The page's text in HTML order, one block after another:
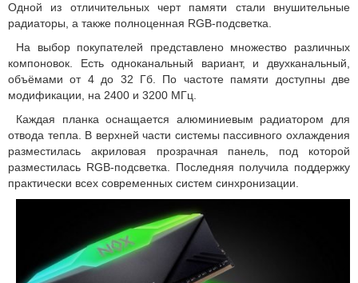
Одной из отличительных черт памяти стали внушительные
радиаторы, а также полноценная RGB-подсветка.
На выбор покупателей представлено множество различных
компоновок. Есть одноканальный вариант, и двухканальный,
объёмами от 4 до 32 Гб. По частоте памяти доступны две
модификации, на 2400 и 3200 МГц.
Каждая планка оснащается алюминиевым радиатором для
отвода тепла. В верхней части системы пассивного охлаждения
разместилась акриловая прозрачная панель, под которой
разместилась RGB-подсветка. Последняя получила поддержку
практически всех современных систем синхронизации.